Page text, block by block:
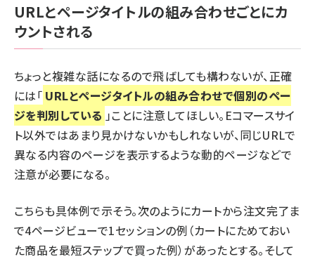
URLとページタイトルの組み合わせごとにカ
ウントされる
ちょっと複雑な話になるので飛ばしても構わないが、正確
には「 URLとページタイトルの組み合わせで個別のペー
ジを判別している 」ことに注意してほしい。Eコマースサイ
ト以外ではあまり見かけないかもしれないが、同じURLで
異なる内容のページを表示するような動的ページなどで
注意が必要になる。
こちらも具体例で示そう。次のようにカートから注文完了ま
で4ページビューで1セッションの例（カートにためておい
た商品を最短ステップで買った例）があったとする。そして